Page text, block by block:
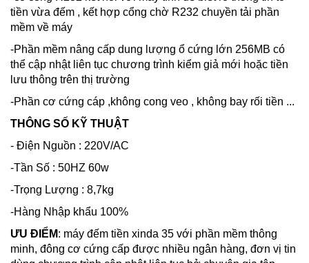
tiền vừa đếm , kết hợp cổng chờ R232 chuyền tải phần
mềm về máy
-Phần mềm nâng cấp dung lượng ổ cứng lớn 256MB có
thể cập nhật liên tục chương trình kiểm giả mới hoặc tiền
lưu thông trên thị trường
-Phần cơ cứng cáp ,không cong veo , không bay rối tiền ...
THÔNG SỐ KỸ THUẬT
- Điện Nguồn : 220V/AC
-Tần Số : 50HZ 60w
-Trọng Lượng : 8,7kg
-Hàng Nhập khẩu 100%
ƯU ĐIỂM: máy đếm tiền xinda 35 với phần mềm thông
minh, đông cơ cứng cấp được nhiều ngân hàng, đơn vị tin